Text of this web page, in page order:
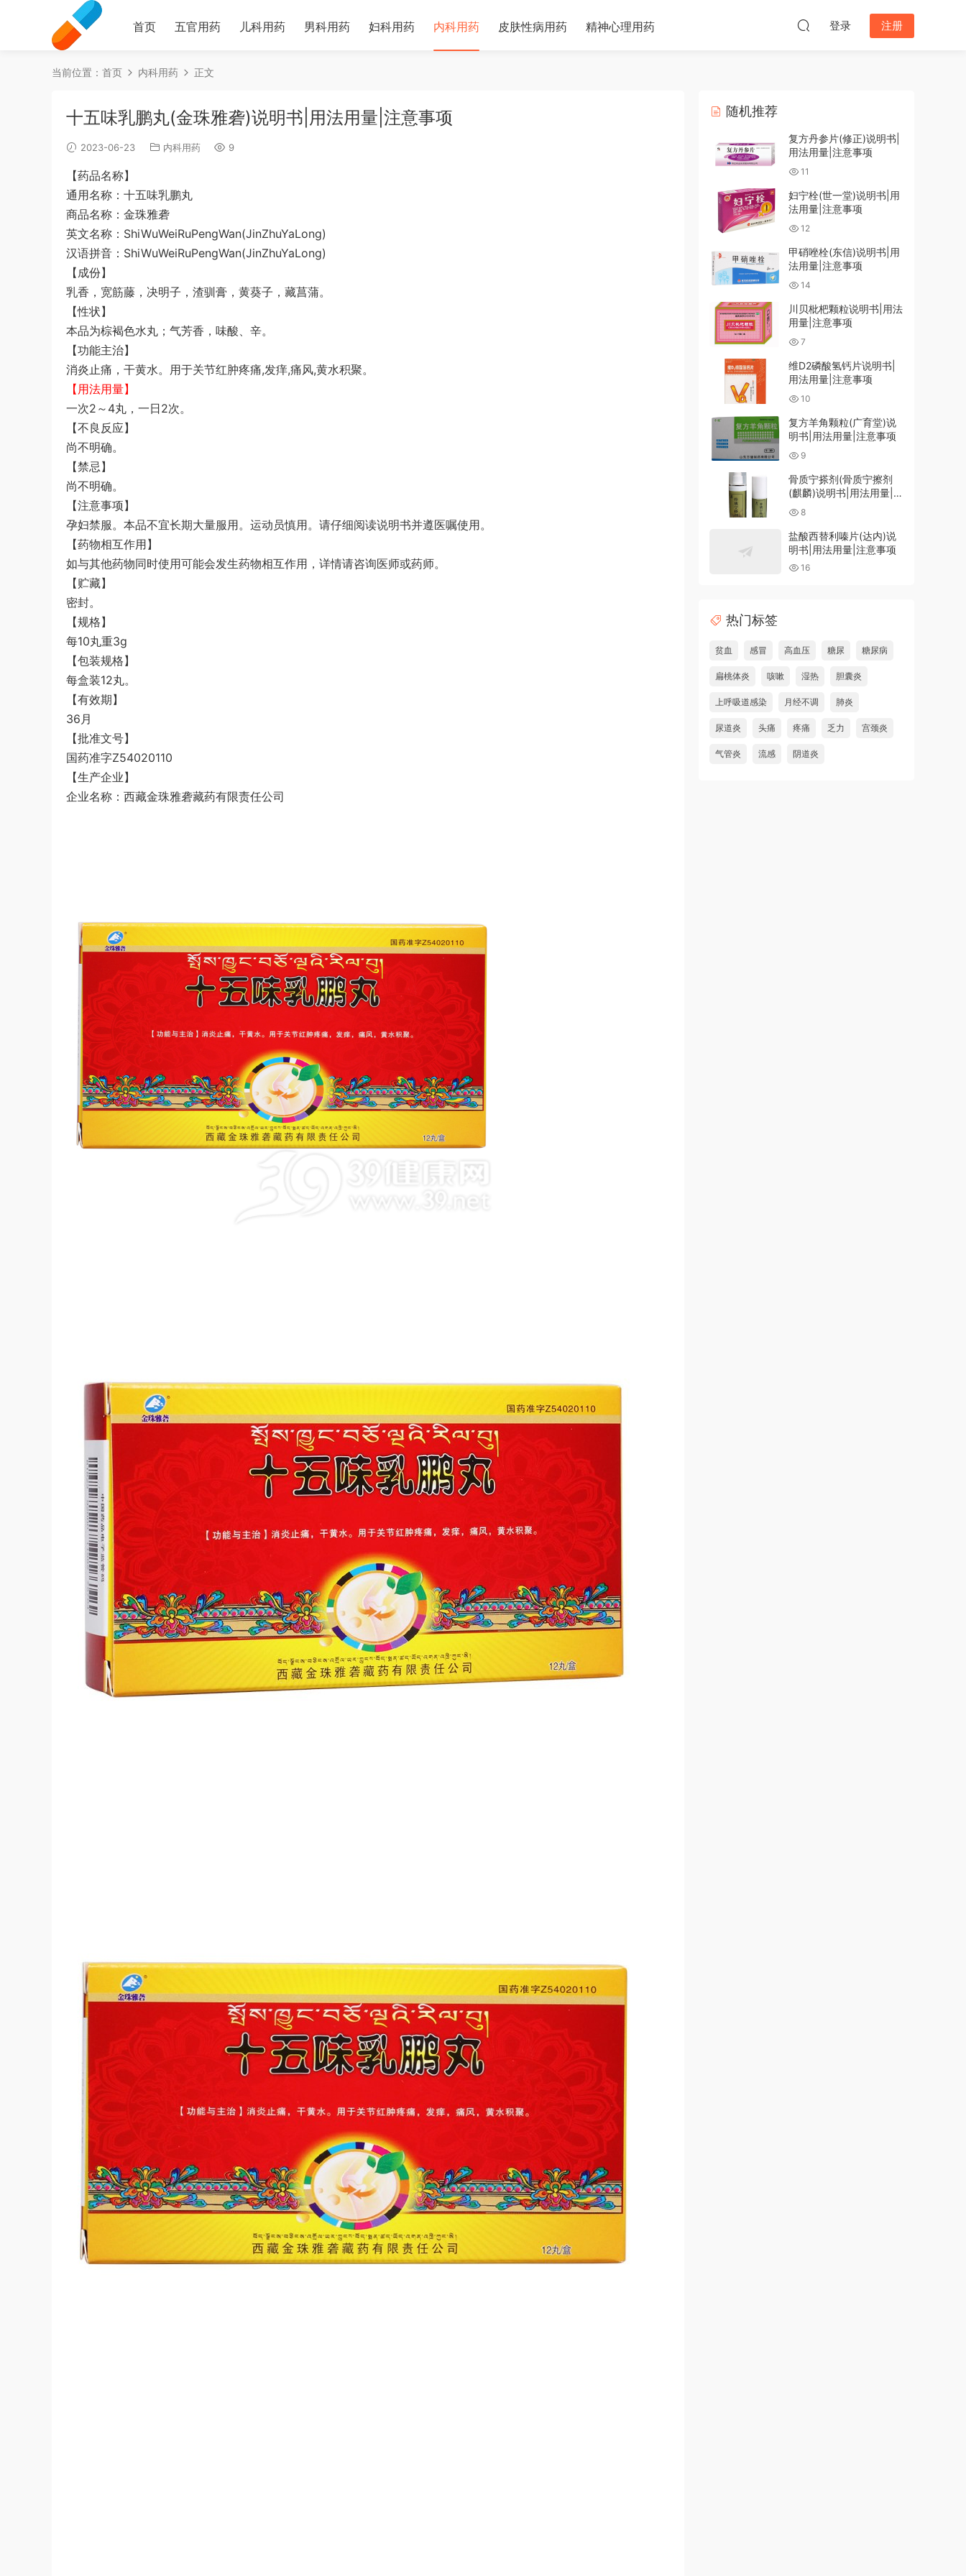
首页 五官用药 儿科用药 男科用药 妇科用药 内科用药 皮肤性病用药 精神心理用药 登录 注册
当前位置： 首页 内科用药 正文
十五味乳鹏丸(金珠雅砻)说明书|用法用量|注意事项
2023-06-23 内科用药 9
【药品名称】
通用名称：十五味乳鹏丸
商品名称：金珠雅砻
英文名称：ShiWuWeiRuPengWan(JinZhuYaLong)
汉语拼音：ShiWuWeiRuPengWan(JinZhuYaLong)
【成份】
乳香，宽筋藤，决明子，渣驯膏，黄葵子，藏菖蒲。
【性状】
本品为棕褐色水丸；气芳香，味酸、辛。
【功能主治】
消炎止痛，干黄水。用于关节红肿疼痛,发痒,痛风,黄水积聚。
【用法用量】
一次2～4丸，一日2次。
【不良反应】
尚不明确。
【禁忌】
尚不明确。
【注意事项】
孕妇禁服。本品不宜长期大量服用。运动员慎用。请仔细阅读说明书并遵医嘱使用。
【药物相互作用】
如与其他药物同时使用可能会发生药物相互作用，详情请咨询医师或药师。
【贮藏】
密封。
【规格】
每10丸重3g
【包装规格】
每盒装12丸。
【有效期】
36月
【批准文号】
国药准字Z54020110
【生产企业】
企业名称：西藏金珠雅砻藏药有限责任公司
随机推荐
复方丹参片(修正)说明书|
用法用量|注意事项
11
妇宁栓(世一堂)说明书|用
法用量|注意事项
12
甲硝唑栓(东信)说明书|用
法用量|注意事项
14
川贝枇杷颗粒说明书|用法
用量|注意事项
7
维D2磷酸氢钙片说明书|
用法用量|注意事项
10
复方羊角颗粒(广育堂)说
明书|用法用量|注意事项
9
骨质宁搽剂(骨质宁擦剂
(麒麟)说明书|用法用量|注
意事项
8
盐酸西替利嗪片(达内)说
明书|用法用量|注意事项
16
热门标签
贫血 感冒 高血压 糖尿 糖尿病
扁桃体炎 咳嗽 湿热 胆囊炎
上呼吸道感染 月经不调 肺炎
尿道炎 头痛 疼痛 乏力 宫颈炎
气管炎 流感 阴道炎